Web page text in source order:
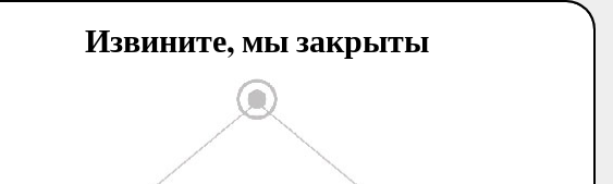
Извините, мы закрыты